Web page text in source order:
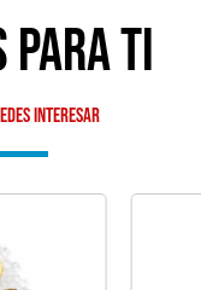
para ti
interesar